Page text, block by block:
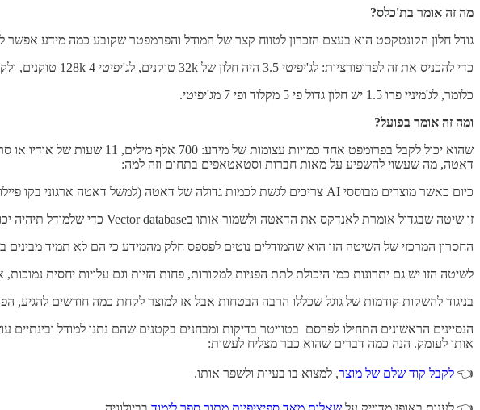
מה זה אומר בת'כלס?
גודל חלון הקונטקסט הוא בעצם הזכרון לטווח קצר של המודל והפרמפטר שקובע כמה מידע
כדי להכניס את זה לפרופורציות: לג'יפיטי 3.5 היה חלון של 32k טוקנים, לג'יפיטי 4 128k טוקנים, ולקלוד שעד היום היה הגדול ביותר יש חלון של 200k טוקנים.
כלומר, לג'מיניי פרו 1.5 יש חלון גדול פי 5 מקלוד ופי 7 מג'יפיטי.
ומה זה אומר בפועל?
שהוא יכול לקבל בפרומפט אחד
דאטה, מה שעשוי להשפיע על מאות חברות וסטאטאפים בתחום וזה למה:
כיום כאשר מוצרים מבוססי AI צריכים לגשת לכמות גדולה של דאטה (למשל דאטה ארגוני בקו פיילוט) הדרך הנפוצה לעשות זאת היא באמצעות שיטה שנקראת RAG, ראשי תיבות של Retrieval-Augmented Generation.
זו שיטה שבגדול אומרת לאנדקס את הדאטה ולשמור אותו בVector database כדי שלמודל תיהיה יכולת חיפוש סמנטי (למשל להבין שכלב דומה לחתול) וכך לשלוף מתוכו את מה שהמשתמש ביקש ולשלב אותו בתשובה.
החסרון המרכזי של השיטה הזו הוא שהמודלים נוטים לפספס חלק מהמידע כי הם לא תמיד מבינים
לשיטה הזו יש גם יתרונות כמו היכולת לתת הפניות למקורות, פחות הזיות וגם עלויות יחסית
בניגוד להשקות קודמות של גוגל שכללו הרבה הבטחות אבל אז למוצר לקחת כמה חודשים
הנסיינים הראשונים התחילו לפרסם בטוויטר בדיקות ומבחנים בקטנים שהם נתנו למודל
אותו לעומק. הנה כמה דברים שהוא כבר מצליח לעשות:
👈 לקבל קוד שלם של מוצר, למצוא בו בעיות ולשפר אותו.